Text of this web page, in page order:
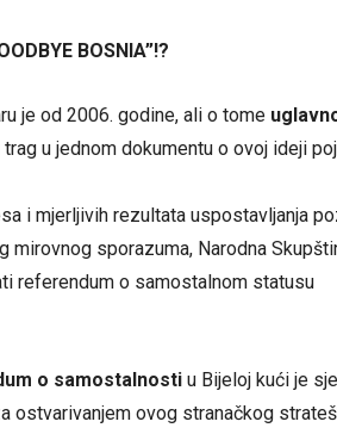
BOSNIA”!?
je od 2006. godine, ali o tome
u jednom dokumentu o ovoj ideji
i mjerljivih rezultata uspostavljanja
mirovnog sporazuma, Narodna
referendum o samostalnom statusu
o samostalnosti u Bijeloj kući je
ostvarivanjem ovog stranačkog